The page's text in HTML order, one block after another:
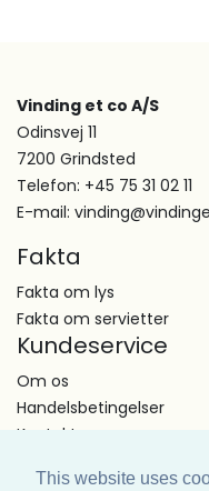
This website uses
Vinding et co A/S
Odinsvej 11
7200 Grindsted
Telefon: +45 75 31 02 11
E-mail:
Fakta
Fakta om lys
Fakta om servietter
Kundeservice
Om os
Handelsbetingelser
Kontakt